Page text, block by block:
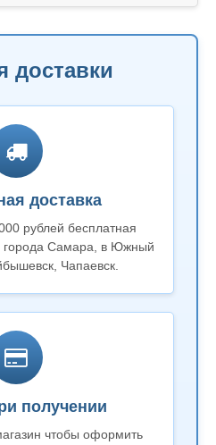
доставки
доставка
рублей бесплатная
города Самара, в Южный
Чапаевск.
получении
чтобы оформить